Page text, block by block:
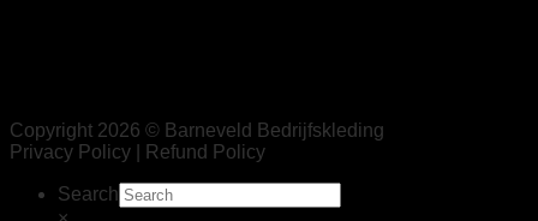
Copyright 2026 © Barneveld Bedrijfskleding
Privacy Policy | Refund Policy
Search